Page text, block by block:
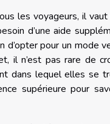
les voyageurs, il
d’une aide
d’opter pour un mode
il n’est pas rare de
dans lequel elles se
supérieure pour